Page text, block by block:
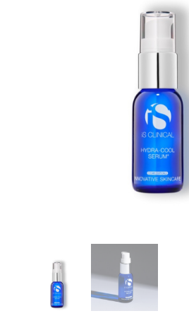
Сироватка Гідра-Кул Серум